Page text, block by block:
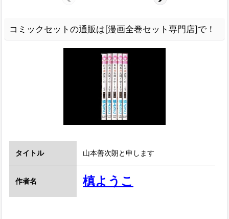
コミックセットの通販は[漫画全巻セット専門店]で！
タイトル 山本善次朗と申します
作者名 槙ようこ